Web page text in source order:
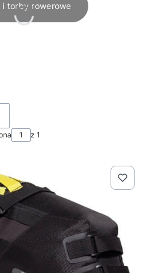
torby rowerowe
z 1